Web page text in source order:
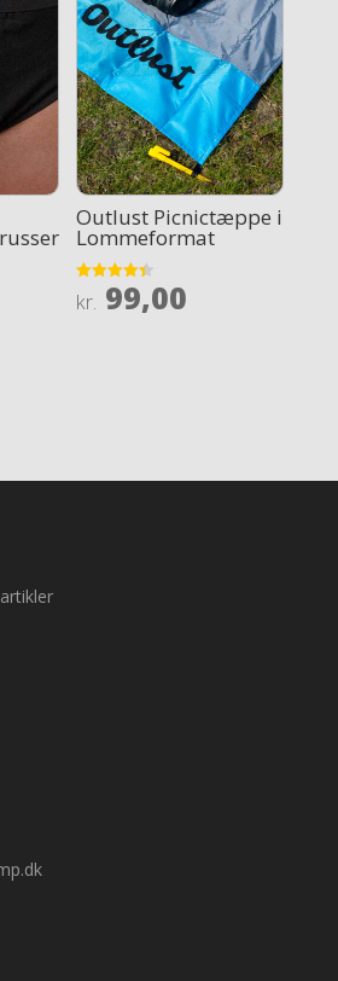
Outlust Picnictæppe i
Lommeformat
Rated
4.4
kr. 99,00